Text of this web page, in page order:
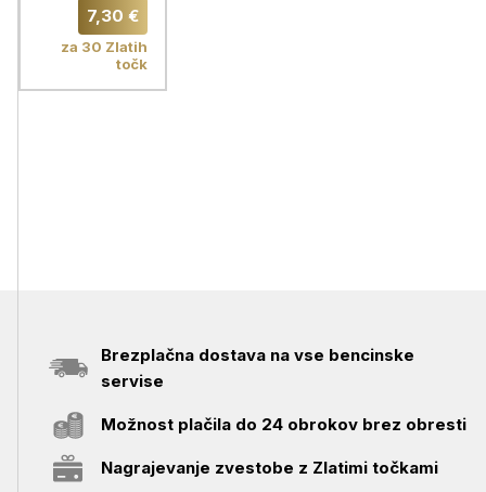
nastavljiv
snop in moč
svetenja -
črna
7,30 €
za 30 Zlatih
točk
Brezplačna dostava na vse bencinske
servise
Možnost plačila do 24 obrokov brez obresti
Nagrajevanje zvestobe z Zlatimi točkami